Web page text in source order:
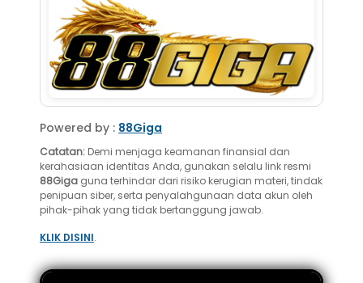
Powered by : 88Giga
Catatan: Demi menjaga keamanan finansial dan
kerahasiaan identitas Anda, gunakan selalu link resmi
88Giga guna terhindar dari risiko kerugian materi, tindak
penipuan siber, serta penyalahgunaan data akun oleh
pihak-pihak yang tidak bertanggung jawab.
KLIK DISINI.